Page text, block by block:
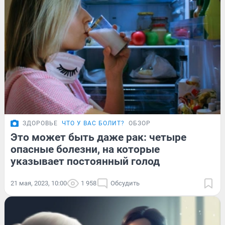
ЗДОРОВЬЕ ЧТО У ВАС БОЛИТ? ОБЗОР
Это может быть даже рак: четыре
опасные болезни, на которые
указывает постоянный голод
21 мая, 2023, 10:00 1 958 Обсудить